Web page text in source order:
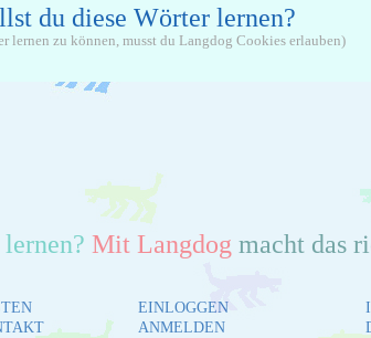
du diese Wörter lernen?
lernen zu können, musst du Langdog Cookies erlauben)
Mit Langdog macht das
EINLOGGEN
ANMELDEN